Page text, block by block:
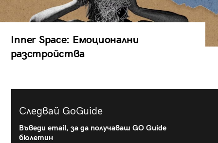
Inner Space: Емоционални
разстройства
Следвай GoGuide
Въведи email, за да получаваш GO Guide
бюлетин